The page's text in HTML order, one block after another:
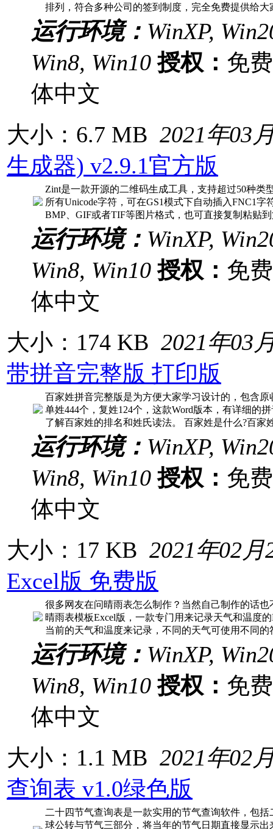
排列，符合多种公司的签到制度，完全免费提供给
运行环境： WinXP,
Win8, Win10 授权： 免
体中文
大小：6.7 MB 2021年03
生成器) v2.9.1官方版
Zint是一款开源的二维码生成工具，支持超过50种类
所有Unicode字符，可在GS1模式下自动插入FNC1
BMP、GIF或者TIF等图片格式，也可直接复制粘贴
运行环境： WinXP,
Win8, Win10 授权： 免
体中文
大小：174 KB 2021年03
带拼音完整版 打印版
百家姓拼音完整版是为方便大家学习设计的，包含
单姓444个，复姓124个，这款Word版本，有详细的
了解百家姓的排名和姓氏读法。 百家姓是什么?百家
运行环境： WinXP,
Win8, Win10 授权： 免
体中文
大小：17 KB 2021年02月
Excel版 免费版
很多网友在问晴雨表怎么制作？当然自己制作的话
晴雨表模板Excel版，一款专门用来记录天气和温度
当前的天气和温度来记录，不同的天气可使用不同
运行环境： WinXP,
Win8, Win10 授权： 免
体中文
大小：1.1 MB 2021年02
查询表 v1.0绿色版
二十四节气查询表是一款实用的节气查询软件，包
球公转与节气三部分，将当年的节气日期直接显示